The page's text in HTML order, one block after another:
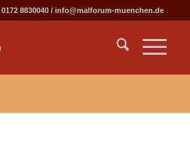
0172 8830040/ info@malforum-muenchen.de